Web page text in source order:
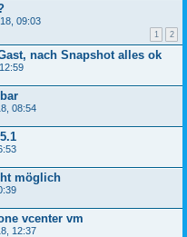
09:03
1 2
nach Snapshot alles ok
08:54
möglich
vcenter vm
12:37